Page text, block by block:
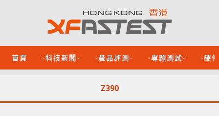
首頁 -科技新聞- -產品評測- -專題測試- -硬
Z390